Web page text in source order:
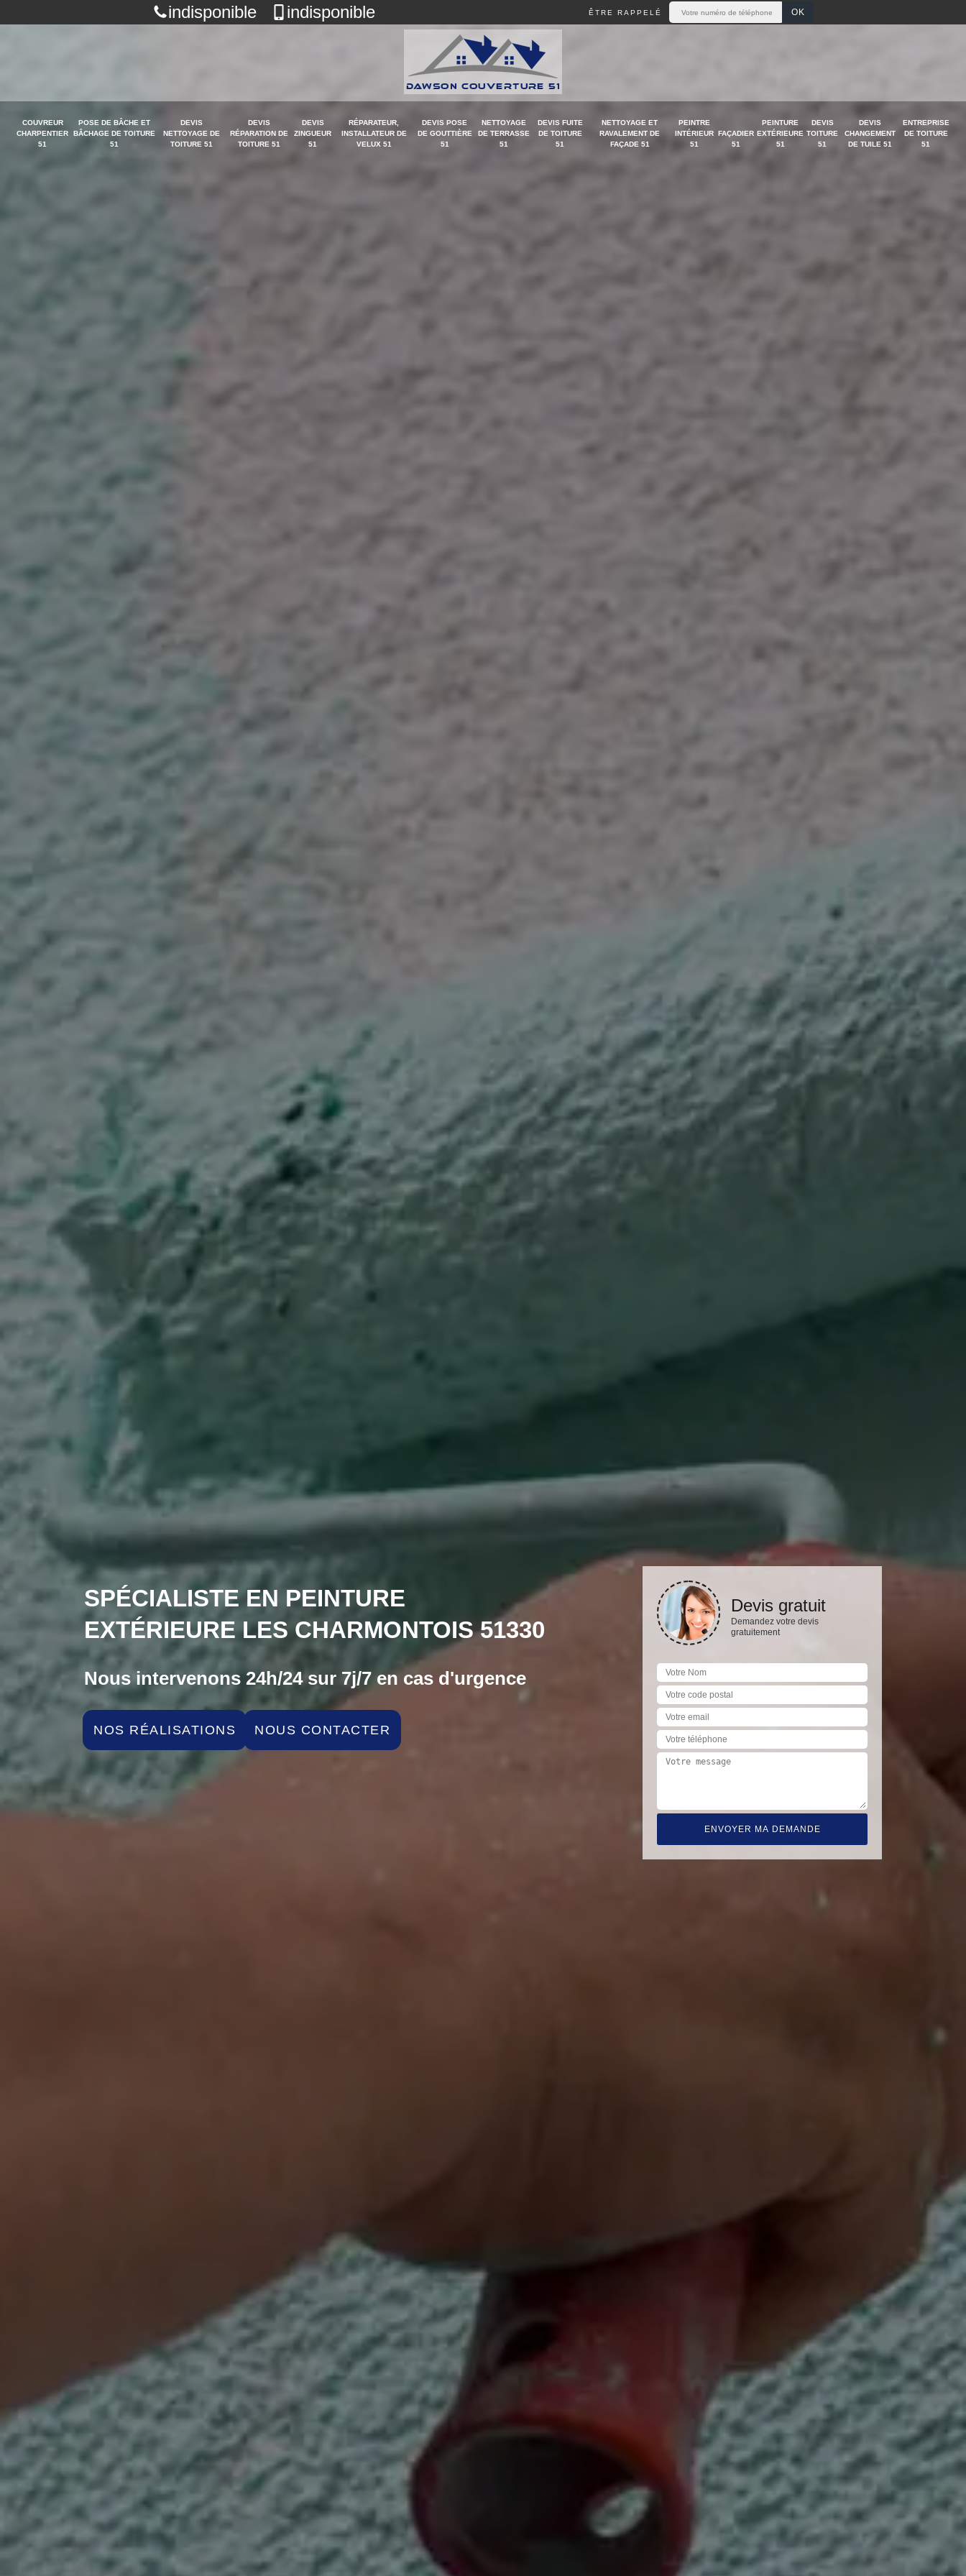
indisponible indisponible ÊTRE RAPPELÉ
COUVREUR
CHARPENTIER
51
POSE DE BÂCHE ET
BÂCHAGE DE TOITURE
51
DEVIS
NETTOYAGE DE
TOITURE 51
DEVIS
RÉPARATION DE
TOITURE 51
DEVIS
ZINGUEUR
51
RÉPARATEUR,
INSTALLATEUR DE
VELUX 51
DEVIS POSE
DE GOUTTIÈRE
51
NETTOYAGE
DE TERRASSE
51
DEVIS FUITE
DE TOITURE
51
NETTOYAGE ET
RAVALEMENT DE
FAÇADE 51
PEINTRE
INTÉRIEUR
51
FAÇADIER
51
PEINTURE
EXTÉRIEURE
51
DEVIS
TOITURE
51
DEVIS
CHANGEMENT
DE TUILE 51
ENTREPRISE
DE TOITURE
51
SPÉCIALISTE EN PEINTURE
EXTÉRIEURE LES CHARMONTOIS 51330
Nous intervenons 24h/24 sur 7j/7 en cas d'urgence
NOS RÉALISATIONS NOUS CONTACTER
Devis gratuit
Demandez votre devis
gratuitement